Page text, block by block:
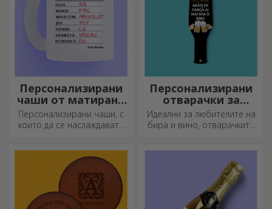
Персонализирани
кутии за занаяти
със стикери
Идеален за опаковане на
подаръци за всеки повод.
Персонализирани
картини
Рамкираните спомени
оригиналност към вашия
дом, да персонализират
вашите картини и да
създадат вашата собствена
история!